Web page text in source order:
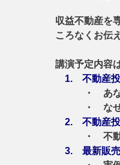
収益不動産を
ころなく お伝
講演予定内容
1. 不動産投
・ あ
・ なぜ？
2. 不動産投
・ 不動産
3. 最新販売